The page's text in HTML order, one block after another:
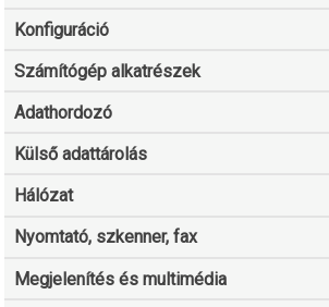
Konfiguráció
Számítógép alkatrészek
Adathordozó
Külső adattárolás
Hálózat
Nyomtató, szkenner, fax
Megjelenítés és multimédia